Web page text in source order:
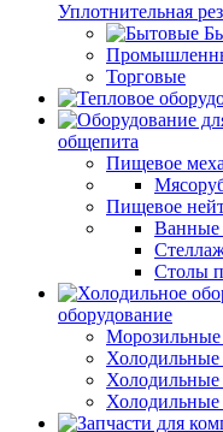
Уплотнительная
Торговые
общепита
Пищевое
Пищевое
Ванные
Столы
оборудование
Морозильные